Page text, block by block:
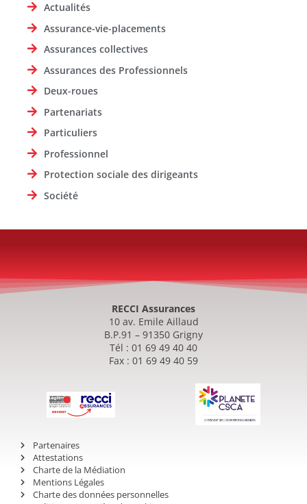
Actualités
Assurance-vie-placements
Assurances collectives
Assurances des Professionnels
Deux-roues
Partenariats
Particuliers
Professionnel
Protection sociale des dirigeants
Société
RECCI Assurances
10 av. Emile Aillaud
B.P.91 – 91350 Grigny
Tél : 01 69 49 40 40
Fax : 01 69 49 40 59
Partenaires
Attestations
Charte de la Médiation
Mentions Légales
Charte des données personnelles